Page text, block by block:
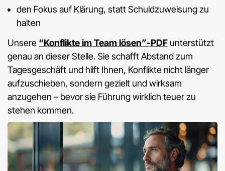
den Fokus auf Klärung, statt Schuldzuweisung zu
halten
Unsere “Konflikte im Team lösen”-PDF unterstützt
genau an dieser Stelle. Sie schafft Abstand zum
Tagesgeschäft und hilft Ihnen, Konflikte nicht länger
aufzuschieben, sondern gezielt und wirksam
anzugehen – bevor sie Führung wirklich teuer zu
stehen kommen.